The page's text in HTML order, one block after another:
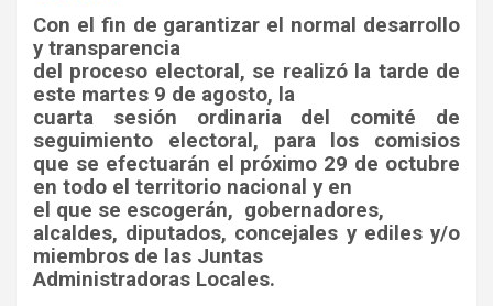
Con el fin de garantizar el normal desarrollo
y transparencia
del proceso electoral, se realizó la tarde de
este martes 9 de agosto, la
cuarta sesión ordinaria del comité de
seguimiento electoral, para los comisios
que se efectuarán el próximo 29 de octubre
en todo el territorio nacional y en
el que se escogerán, gobernadores,
alcaldes, diputados, concejales y ediles y/o
miembros de las Juntas
Administradoras Locales.